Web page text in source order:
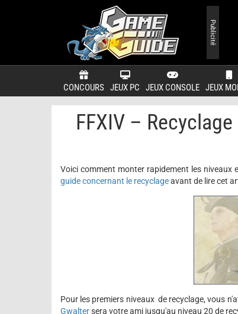
CONCOURS JEUX PC JEUX CONSOLE JEUX
Publicité
FFXIV –
Voici comment monter rapidement les niveaux
guide concernant le recyclageavant de lire cet
Pour les premiers niveaux de recyclage, vous
Gwaltersera votre ami jusqu'au niveau 20 de